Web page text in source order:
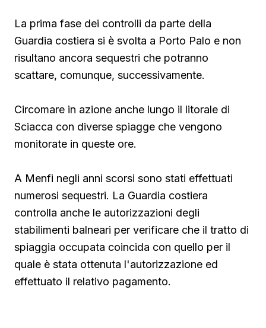
La prima fase dei controlli da parte della
Guardia costiera si è svolta a Porto Palo e non
risultano ancora sequestri che potranno
scattare, comunque, successivamente.
Circomare in azione anche lungo il litorale di
Sciacca con diverse spiagge che vengono
monitorate in queste ore.
A Menfi negli anni scorsi sono stati effettuati
numerosi sequestri. La Guardia costiera
controlla anche le autorizzazioni degli
stabilimenti balneari per verificare che il tratto di
spiaggia occupata coincida con quello per il
quale è stata ottenuta l'autorizzazione ed
effettuato il relativo pagamento.